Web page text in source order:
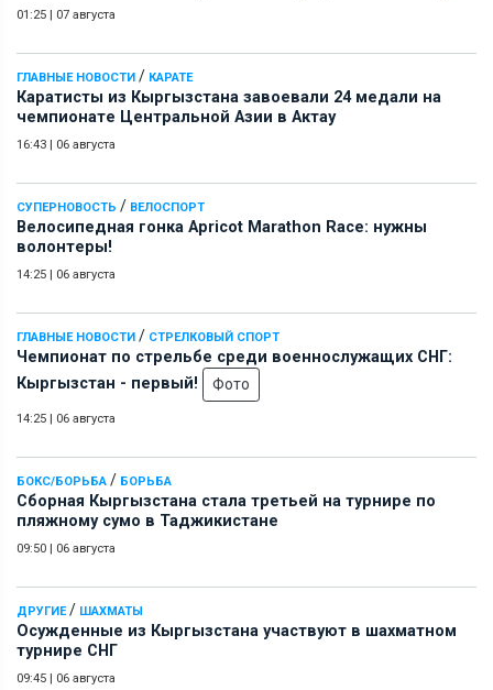
01:25 | 07 августа
ГЛАВНЫЕ НОВОСТИ / КАРАТЕ
Каратисты из Кыргызстана завоевали 24 медали на
чемпионате Центральной Азии в Актау
16:43 | 06 августа
СУПЕРНОВОСТЬ / ВЕЛОСПОРТ
Велосипедная гонка Apricot Marathon Race: нужны
волонтеры!
14:25 | 06 августа
ГЛАВНЫЕ НОВОСТИ / СТРЕЛКОВЫЙ СПОРТ
Чемпионат по стрельбе среди военнослужащих СНГ:
Кыргызстан - первый!
Фото
14:25 | 06 августа
БОКС/БОРЬБА / БОРЬБА
Сборная Кыргызстана стала третьей на турнире по
пляжному сумо в Таджикистане
09:50 | 06 августа
ДРУГИЕ/ ШАХМАТЫ
Осужденные из Кыргызстана участвуют в шахматном
турнире СНГ
09:45 | 06 августа